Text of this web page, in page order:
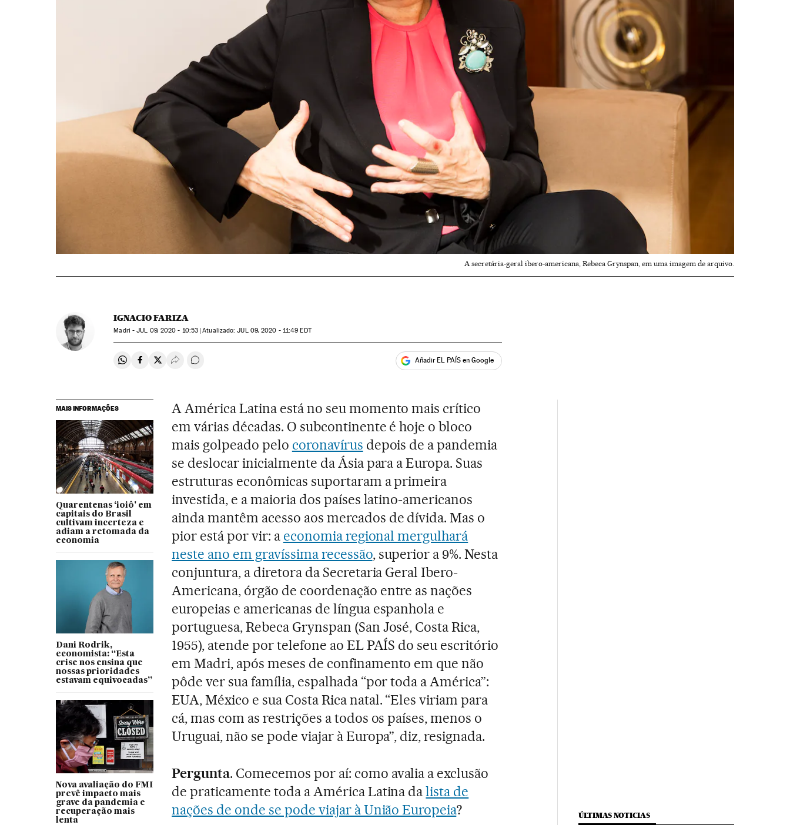
A secretária-geral ibero-americana, Rebeca Grynspan, em uma imagem de arquivo.
IGNACIO FARIZA
Madri -JUL 09, 2020 - 10:53 atualizado: JUL09, 2020 - 11:49 EDT
Compartir en Whatsapp
Compartir en Facebook
Compartir en Twitter
Desplegar Redes Sociales
Comentários Añadir EL PAÍS en Google
MAIS INFORMAÇÕES
Quarentenas ‘ioiô' em
capitais do Brasil
cultivam incerteza e
adiam a retomada da
economia
Dani Rodrik,
economista: “Esta
crise nos ensina que
nossas prioridades
estavam equivocadas”
Nova avaliação do FMI
prevê impacto mais
grave da pandemia e
recuperação mais
lenta
A América Latina está no seu momento mais crítico
em várias décadas. O subcontinente é hoje o bloco
mais golpeado pelo coronavírus depois de a pandemia
se deslocar inicialmente da Ásia para a Europa. Suas
estruturas econômicas suportaram a primeira
investida, e a maioria dos países latino-americanos
ainda mantêm acesso aos mercados de dívida. Mas o
pior está por vir: a economia regional mergulhará
neste ano em gravíssima recessão, superior a 9%. Nesta
conjuntura, a diretora da Secretaria Geral Ibero-
Americana, órgão de coordenação entre as nações
europeias e americanas de língua espanhola e
portuguesa, Rebeca Grynspan (San José, Costa Rica,
1955), atende por telefone ao EL PAÍS do seu escritório
em Madri, após meses de confinamento em que não
pôde ver sua família, espalhada “por toda a América”:
EUA, México e sua Costa Rica natal. “Eles viriam para
cá, mas com as restrições a todos os países, menos o
Uruguai, não se pode viajar à Europa”, diz, resignada.
Pergunta. Comecemos por aí: como avalia a exclusão
de praticamente toda a América Latina dalista de
nações de onde se pode viajar à União Europeia? ÚLTIMAS NOTICIAS